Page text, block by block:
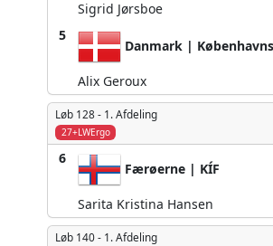
Sigrid Jørsboe
5
Danmark |
Alix Geroux
Løb 128 - 1. Afdeling
27+LWErgo
6
Færøerne | KÍF
Sarita Kristina Hansen
Løb 140 - 1. Afdeling